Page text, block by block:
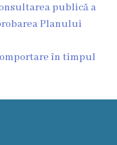
publică a
Planului
în timpul